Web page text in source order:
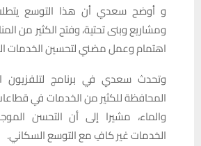
و أوضح سعدي أن هذا التوسع
ومشاريع وبنى تحتية، وفتح الكثير من
اهتمام وعمل مضني لتحسين الخدمات
وتحدث سعدي في برنامج لتلفزيون
المحافظة للكثير من الخدمات في قطاعات
والماء، مشيرا إلى أن التحسن
الخدمات غير كافٍ مع التوسع السكاني.